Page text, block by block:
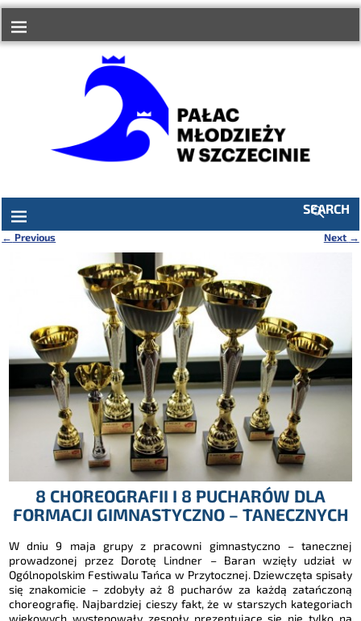
treści
SEARCH
← Previous Next →
8 CHOREOGRAFII I 8 PUCHARÓW DLA
FORMACJI GIMNASTYCZNO – TANECZNYCH
W dniu 9 maja grupy z pracowni gimnastyczno – tanecznej
prowadzonej przez Dorotę Lindner – Baran wzięły udział w
Ogólnopolskim Festiwalu Tańca w Przytocznej. Dziewczęta spisały
się znakomicie – zdobyły aż 8 pucharów za każdą zatańczoną
choreografię. Najbardziej cieszy fakt, że w starszych kategoriach